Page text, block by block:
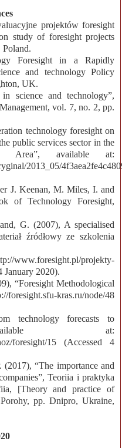
projektów foresight
study of foresight projects
Poland.
Foresіght іn a Rapіdly
and technology Polіcy
UK.
science and technology”,
vol. 7, no. 2, pp.
technology foresight on
public services sector in the
Area”, available at:
2013_05/
J. Keenan, M. Miles, I. and
of Technology Foresight,
G. (2007), A specialised
źródłowy ze szkolenia
www.foresight.pl/projekty-
January 2020).
“Foresight Methodological
kras.ru/node/48
technology forecasts to
at:
foresight/15 (Accessed 4
“The importance and
Teoriia i praktyka
[Theory and practice of
pp. Dnipro, Ukraine,